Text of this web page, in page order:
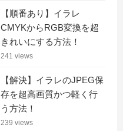
【順番あり】イラレ
CMYKからRGB変換を超
きれいにする方法！
241 views
【解決】イラレのJPEG保
存を超高画質かつ軽く行
う方法！
239 views